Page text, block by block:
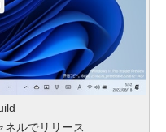
ルでリリース